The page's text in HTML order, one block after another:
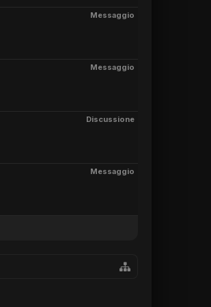
Messaggio
Messaggio
Discussione
Messaggio